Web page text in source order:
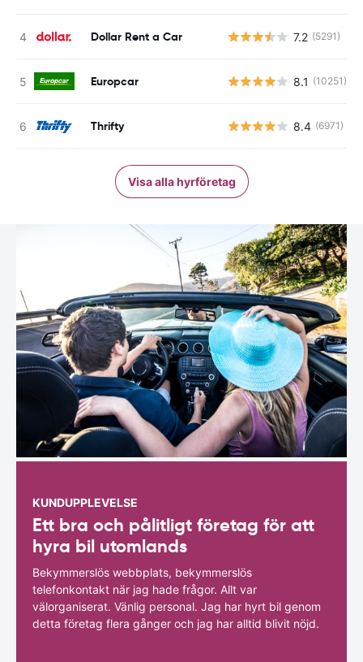
Dollar Rent a Car 7.2 (5291)
Europcar 8.1 (10251)
Thrifty 8.4 (6971)
Visa alla hyrföretag
KUNDUPPLEVELSE
Ett bra och pålitligt företag för att
hyra bil utomlands
Bekymmerslös webbplats, bekymmerslös
telefonkontakt när jag hade frågor. Allt var
välorganiserat. Vänlig personal. Jag har hyrt bil genom
detta företag flera gånger och jag har alltid blivit nöjd.